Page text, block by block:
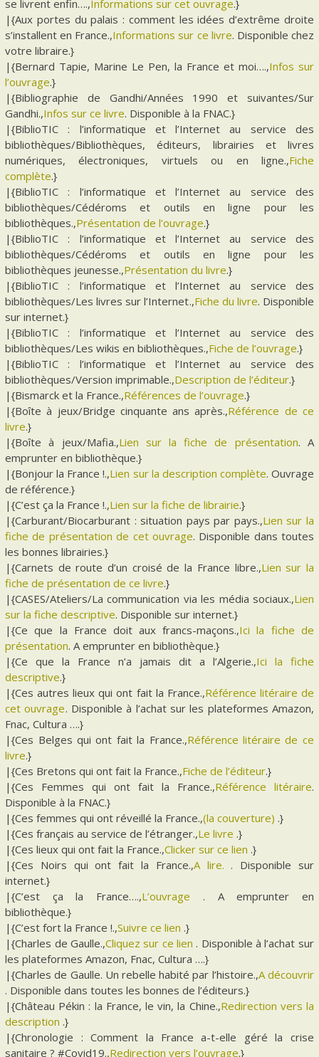
se livrent enfin….,Informations sur cet ouvrage.}
|{Aux portes du palais : comment les idées d’extrême droite
s’installent en France.,Informations sur ce livre. Disponible chez
votre libraire.}
|{Bernard Tapie, Marine Le Pen, la France et moi….,Infos sur
l’ouvrage.}
|{Bibliographie de Gandhi/Années 1990 et suivantes/Sur
Gandhi.,Infos sur ce livre. Disponible à la FNAC.}
|{BiblioTIC : l’informatique et l’Internet au service des
bibliothèques/Bibliothèques, éditeurs, librairies et livres
numériques, électroniques, virtuels ou en ligne.,Fiche
complète.}
|{BiblioTIC : l’informatique et l’Internet au service des
bibliothèques/Cédéroms et outils en ligne pour les
bibliothèques.,Présentation de l’ouvrage.}
|{BiblioTIC : l’informatique et l’Internet au service des
bibliothèques/Cédéroms et outils en ligne pour les
bibliothèques jeunesse.,Présentation du livre.}
|{BiblioTIC : l’informatique et l’Internet au service des
bibliothèques/Les livres sur l’Internet.,Fiche du livre. Disponible
sur internet.}
|{BiblioTIC : l’informatique et l’Internet au service des
bibliothèques/Les wikis en bibliothèques.,Fiche de l’ouvrage.}
|{BiblioTIC : l’informatique et l’Internet au service des
bibliothèques/Version imprimable.,Description de l’éditeur.}
|{Bismarck et la France.,Références de l’ouvrage.}
|{Boîte à jeux/Bridge cinquante ans après.,Référence de ce
livre.}
|{Boîte à jeux/Mafia.,Lien sur la fiche de présentation. A
emprunter en bibliothèque.}
|{Bonjour la France !.,Lien sur la description complète. Ouvrage
de référence.}
|{C’est ça la France !.,Lien sur la fiche de librairie.}
|{Carburant/Biocarburant : situation pays par pays.,Lien sur la
fiche de présentation de cet ouvrage. Disponible dans toutes
les bonnes librairies.}
|{Carnets de route d’un croisé de la France libre.,Lien sur la
fiche de présentation de ce livre.}
|{CASES/Ateliers/La communication via les média sociaux.,Lien
sur la fiche descriptive. Disponible sur internet.}
|{Ce que la France doit aux francs-maçons.,Ici la fiche de
présentation. A emprunter en bibliothèque.}
|{Ce que la France n’a jamais dit a l’Algerie.,Ici la fiche
descriptive.}
|{Ces autres lieux qui ont fait la France.,Référence litéraire de
cet ouvrage. Disponible à l’achat sur les plateformes Amazon,
Fnac, Cultura ….}
|{Ces Belges qui ont fait la France.,Référence litéraire de ce
livre.}
|{Ces Bretons qui ont fait la France.,Fiche de l’éditeur.}
|{Ces Femmes qui ont fait la France.,Référence litéraire.
Disponible à la FNAC.}
|{Ces femmes qui ont réveillé la France.,(la couverture) .}
|{Ces français au service de l’étranger.,Le livre .}
|{Ces lieux qui ont fait la France.,Clicker sur ce lien .}
|{Ces Noirs qui ont fait la France.,A lire. . Disponible sur
internet.}
|{C’est ça la France….,L’ouvrage . A emprunter en
bibliothèque.}
|{C’est fort la France !.,Suivre ce lien .}
|{Charles de Gaulle.,Cliquez sur ce lien . Disponible à l’achat sur
les plateformes Amazon, Fnac, Cultura ….}
|{Charles de Gaulle. Un rebelle habité par l’histoire.,A découvrir
. Disponible dans toutes les bonnes de l’éditeurs.}
|{Château Pékin : la France, le vin, la Chine.,Redirection vers la
description .}
|{Chronologie : Comment la France a-t-elle géré la crise
sanitaire ? #Covid19.,Redirection vers l’ouvrage.}